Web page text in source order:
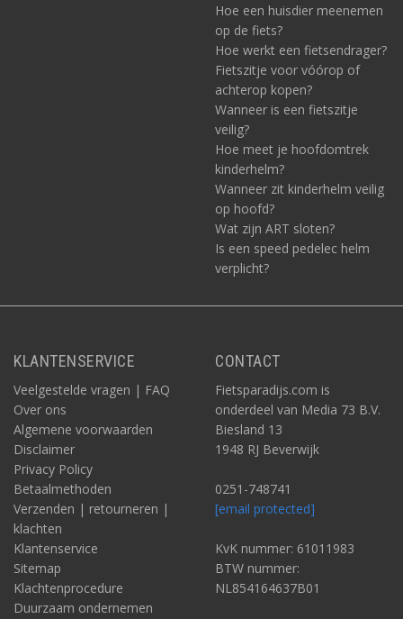
Hoe een huisdier meenemen
op de fiets?
Hoe werkt een fietsendrager?
Fietszitje voor vóórop of
achterop kopen?
Wanneer is een fietszitje
veilig?
Hoe meet je hoofdomtrek
kinderhelm?
Wanneer zit kinderhelm veilig
op hoofd?
Wat zijn ART sloten?
Is een speed pedelec helm
verplicht?
KLANTENSERVICE
Veelgestelde vragen | FAQ
Over ons
Algemene voorwaarden
Disclaimer
Privacy Policy
Betaalmethoden
Verzenden | retourneren |
klachten
Klantenservice
Sitemap
Klachtenprocedure
Duurzaam ondernemen
CONTACT
Fietsparadijs.com is
onderdeel van Media 73 B.V.
Biesland 13
1948 RJ Beverwijk
0251-748741
[email protected]
KvK nummer: 61011983
BTW nummer:
NL854164637B01